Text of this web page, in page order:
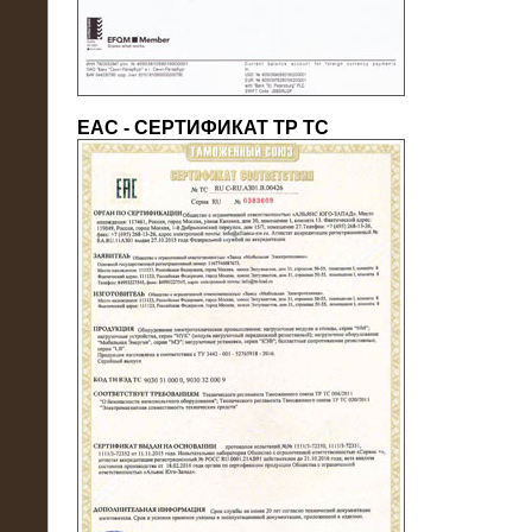
22.05.2016
Нагрузочный модуль в контейнере
10 МВт (0,4 кВ - напряжение)
ЕАС - СЕРТИФИКАТ ТР ТС